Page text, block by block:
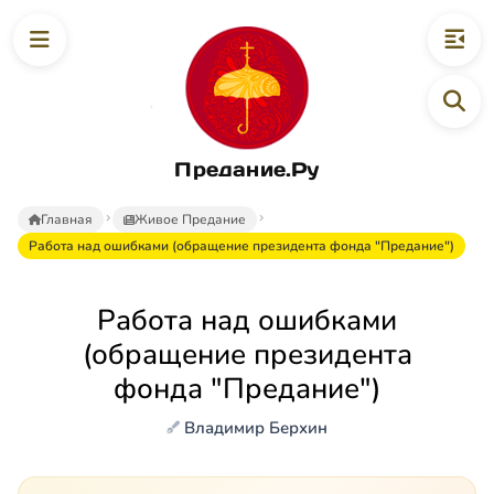
Предание.Ру
Главная
Живое Предание
Работа над ошибками (обращение президента фонда "Предание")
Работа над ошибками
(обращение президента
фонда "Предание")
Владимир Берхин